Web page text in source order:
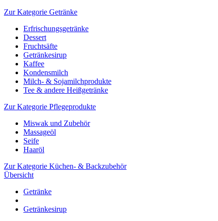
Zur Kategorie Getränke
Erfrischungsgetränke
Dessert
Fruchtsäfte
Getränkesirup
Kaffee
Kondensmilch
Milch- & Sojamilchprodukte
Tee & andere Heißgetränke
Zur Kategorie Pflegeprodukte
Miswak und Zubehör
Massageöl
Seife
Haaröl
Zur Kategorie Küchen- & Backzubehör
Übersicht
Getränke
Getränkesirup